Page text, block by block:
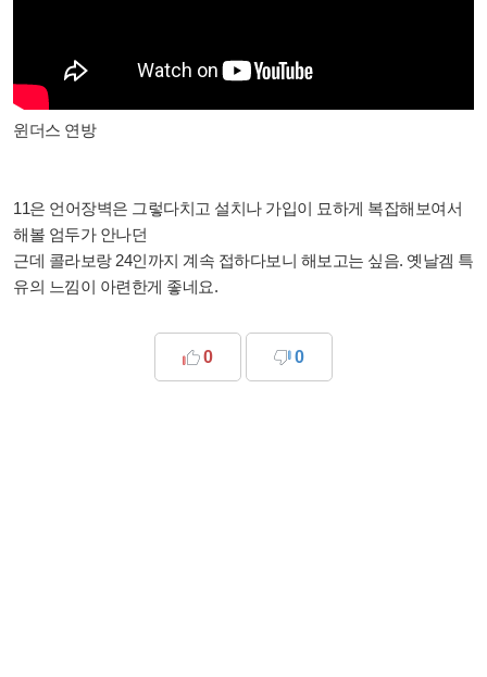
윈더스 연방
11은 언어장벽은 그렇다치고 설치나 가입이 묘하게 복잡해보여서
해볼 엄두가 안나던
근데 콜라보랑 24인까지 계속 접하다보니 해보고는 싶음. 옛날겜 특
유의 느낌이 아련한게 좋네요.
0 0